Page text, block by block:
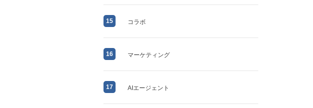
15 コラボ
16 マーケティング
17 AIエージェント